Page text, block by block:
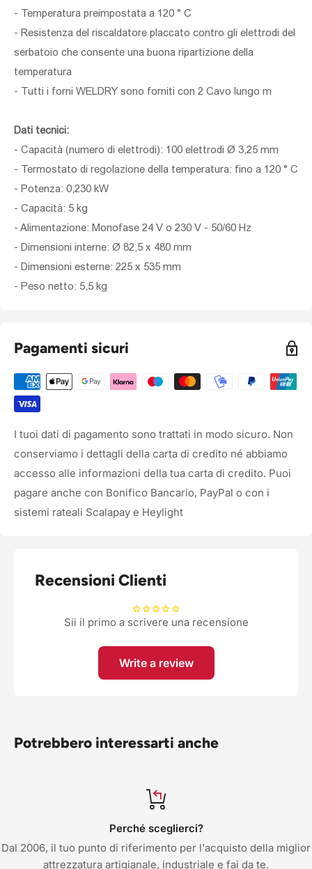
- Temperatura preimpostata a 120 ° C
- Resistenza del riscaldatore placcato contro gli elettrodi del
serbatoio che consente una buona ripartizione della
temperatura
- Tutti i forni WELDRY sono forniti con 2 Cavo lungo m
Dati tecnici:
- Capacità (numero di elettrodi): 100 elettrodi Ø 3,25 mm
- Termostato di regolazione della temperatura: fino a 120 ° C
- Potenza: 0,230 kW
- Capacità: 5 kg
- Alimentazione: Monofase 24 V o 230 V - 50/60 Hz
- Dimensioni interne: Ø 82,5 x 480 mm
- Dimensioni esterne: 225 x 535 mm
- Peso netto: 5,5 kg
Pagamenti sicuri
I tuoi dati di pagamento sono trattati in modo sicuro. Non
conserviamo i dettagli della carta di credito né abbiamo
accesso alle informazioni della tua carta di credito. Puoi
pagare anche con Bonifico Bancario, PayPal o con i
sistemi rateali Scalapay e Heylight
Recensioni Clienti
Sii il primo a scrivere una recensione
Write a review
Potrebbero interessarti anche
Perché sceglierci?
Dal 2006, il tuo punto di riferimento per l'acquisto della miglior
attrezzatura artigianale, industriale e fai da te.